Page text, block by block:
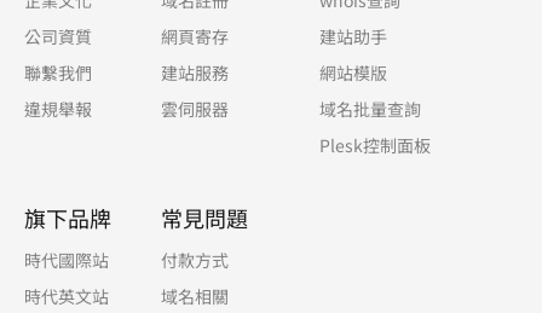
公司資質
聯繫我們
違規舉報
網頁寄存
建站服務
雲伺服器
建站助手
網站模版
域名批量查詢
Plesk控制面板
旗下品牌
時代國際站
時代英文站
常見問題
付款方式
域名相關